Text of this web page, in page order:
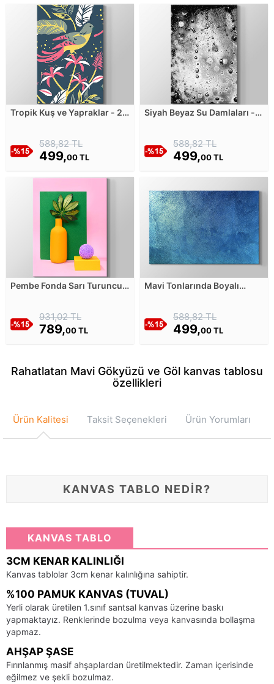
Tropik Kuş ve Yapraklar - 2
588,82 TL
499,00 TL
Siyah Beyaz Su Damlaları -
588,82 TL
499,00 TL
Pembe Fonda Sarı Turuncu
Kompozisyonu Kanvas
Tablosu
931,02 TL
789,00 TL
Mavi Tonlarında Boyalı
588,82 TL
499,00 TL
Rahatlatan Mavi Gökyüzü ve Göl kanvas tablosu
özellikleri
Ürün Kalitesi Taksit Seçenekleri Ürün Yorumları
KANVAS TABLO NEDİR?
KANVAS TABLO
3CM KENAR KALINLIĞI
Kanvas tablolar 3cm kenar kalınlığına sahiptir.
%100 PAMUK KANVAS (TUVAL)
Yerli olarak üretilen 1.sınıf santsal kanvas üzerine baskı
yapmaktayız. Renklerinde bozulma veya kanvasında bollaşma
yapmaz.
AHŞAP ŞASE
Fırınlanmış masif ahşaplardan üretilmektedir. Zaman içerisinde
eğilmez ve şekli bozulmaz.